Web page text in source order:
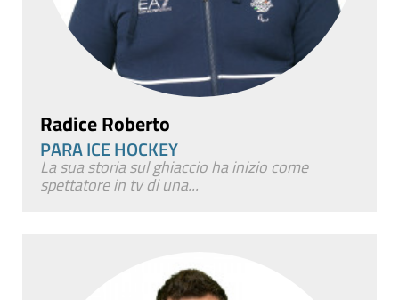
Radice Roberto
PARA ICE HOCKEY
La sua storia sul ghiaccio ha inizio come
spettatore in tv di una...